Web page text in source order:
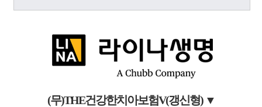
(무)THE건강한치아보험V(갱신형) ▼